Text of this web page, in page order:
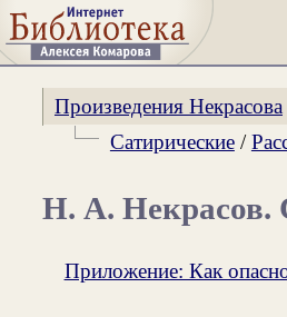
Произведения Некрасова
Сатирические/
Н. А. Некрасов.
Приложение: Как